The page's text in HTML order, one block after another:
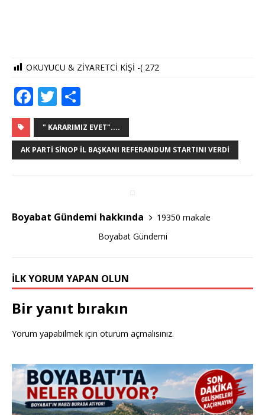
OKUYUCU & ZİYARETCİ KİŞİ -( 272
F
a
c
e
o
k
T
w
it
te
h
ar
e
" KARARIMIZ EVET"....
AK PARTI SINOP İL BAŞKANI REFERANDUM STARTINI VERDI
Boyabat Gündemi hakkında
19350 makale
Boyabat Gündemi
İLK YORUM YAPAN OLUN
Bir yanıt bırakın
Yorum yapabilmek için oturum açmalısınız.